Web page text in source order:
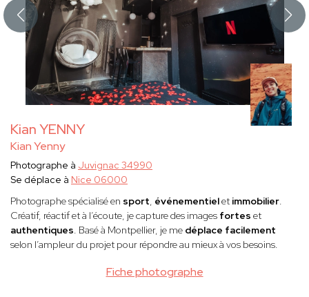
Kian YENNY
Kian Yenny
Fiche photographe
Photographe à Juvignac 34990
Se déplace à Nice 06000
Photographe spécialisé en sport, événementielet immobilier.
Créatif, réactif et à l’écoute, je capture des images fortes et
authentiques. Basé à Montpellier, je me déplace facilement
selon l’ampleur du projet pour répondre au mieux à vos besoins.